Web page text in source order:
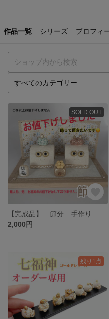
作品一覧 シリーズ プロフィ
SOLD OUT
2,000円
残り1点